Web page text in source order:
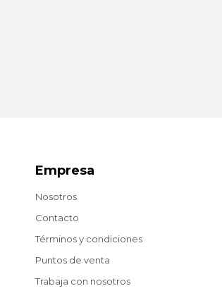
Empresa
Nosotros
Contacto
Términos y condiciones
Puntos de venta
Trabaja con nosotros